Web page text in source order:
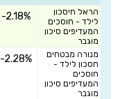
הראל חיסכון
לילד - חוסכים
המעדיפים סיכון
מוגבר
-2.18%
מנורה מבטחים
חסכון לילד -
חוסכים
המעדיפים סיכון
מוגבר
-2.28%